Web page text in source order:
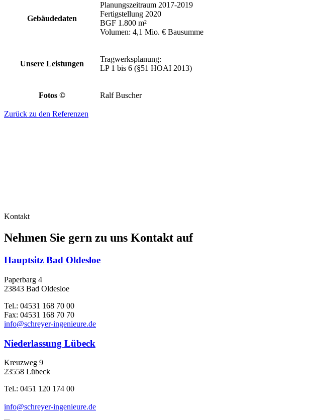
Gebäudedaten
Planungszeitraum 2017-2019
Fertigstellung 2020
BGF 1.800 m²
Volumen: 4,1 Mio. € Bausumme
Unsere Leistungen
Tragwerksplanung:
LP 1 bis 6 (§51 HOAI 2013)
Fotos © Ralf Buscher
Zurück zu den Referenzen
Kontakt
Nehmen Sie gern zu uns Kontakt auf
Hauptsitz Bad Oldesloe
Paperbarg 4
23843 Bad Oldesloe
Tel.: 04531 168 70 00
Fax: 04531 168 70 70
info@schreyer-ingenieure.de
Niederlassung Lübeck
Kreuzweg 9
23558 Lübeck
Tel.: 0451 120 174 00
info@schreyer-ingenieure.de